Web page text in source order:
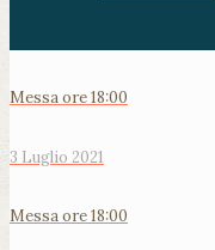
Messa ore 18:00
3 Luglio 2021
Messa ore 18:00